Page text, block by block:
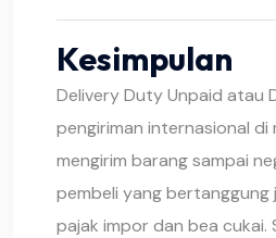
Kesimpulan
Delivery Duty Unpaid atau
pengiriman internasional di
mengirim barang sampai
pembeli yang bertanggung
pajak impor dan bea cukai.